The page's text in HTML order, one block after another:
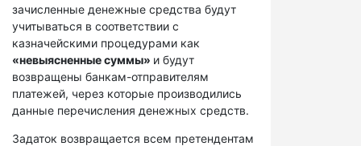
зачисленные денежные средства будут
учитываться в соответствии с
казначейскими процедурами как
«невыясненные суммы» и будут
возвращены банкам-отправителям
платежей, через которые производились
данные перечисления денежных средств.
Задаток возвращается всем претендентам